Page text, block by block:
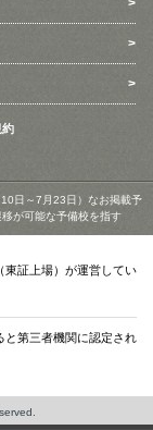
約
日～7月23日）なお掲載予
が可能な予備校を指す
東証上場）が運営してい
と第三者機関に認定され